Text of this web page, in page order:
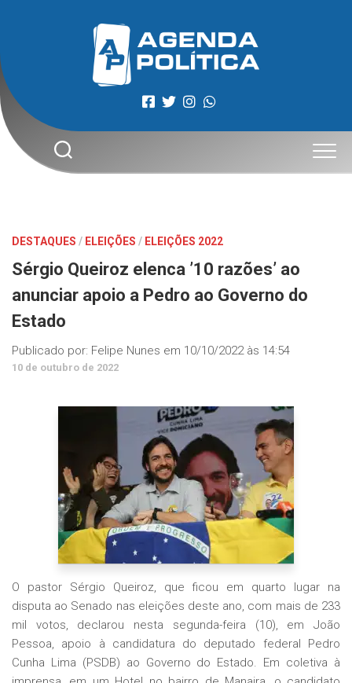
DESTAQUES / ELEIÇÕES / ELEIÇÕES 2022
Sérgio Queiroz elenca ’10 razões’ ao
anunciar apoio a Pedro ao Governo do
Estado
Publicado por: Felipe Nunes em 10/10/2022 às 14:54
10 de outubro de 2022
O pastor Sérgio Queiroz, que ficou em quarto lugar na
disputa ao Senado nas eleições deste ano, com mais de 233
mil votos, declarou nesta segunda-feira (10), em João
Pessoa, apoio à candidatura do deputado federal Pedro
Cunha Lima (PSDB) ao Governo do Estado. Em coletiva à